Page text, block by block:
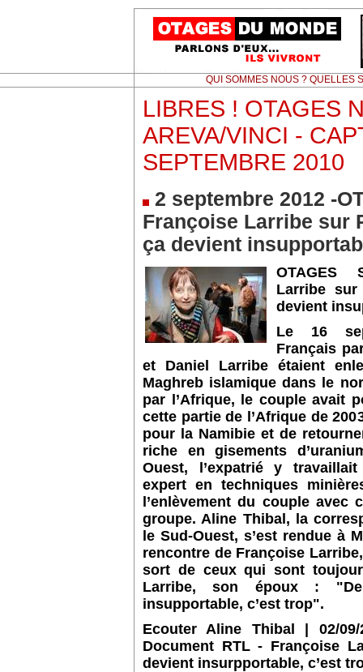
QUI SOMMES NOUS ? QUELLES
LIBRES ! OTAGES
AREVA/VINCI -
SEPTEMBRE 2010
2 septembre 2012 -
Françoise Larribe sur
ça devient
OTAGES
Larribe
devient
Le 16
Français
et Daniel Larribe étaient
Maghreb islamique dans le
par l’Afrique, le couple avait
cette partie de l’Afrique de
pour la Namibie et de
riche en gisements
Ouest, l’expatrié y
expert en techniques
l’enlèvement du couple avec
groupe. Aline Thibal, la
le Sud-Ouest, s’est rendue à
rencontre de Françoise
sort de ceux qui sont
Larribe, son époux :
insupportable, c’est trop".
Ecouter Aline Thibal | 02/
Document RTL - Françoise
devient insurpportable, c’est